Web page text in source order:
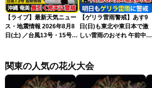
【ライブ】最新天気ニュー
ス・地震情報 2026年8月8
日(土) ／台風13号・15号
ーニュースLiVEムーン・戸
北美月／芳野達郎〉
【ゲリラ雷雨警戒】あす9
日(日)も東北や東日本で激
しい雷雨のおそれ 午前中か
関東の人気の花火大会